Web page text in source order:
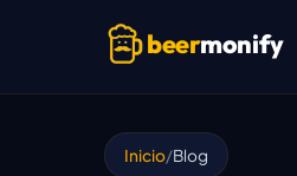
beermonify
Inicio Blog